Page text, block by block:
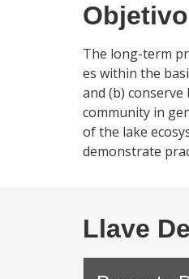
The long-term
es within the
and (b)
community in
of the lake
demonstrate
Llave